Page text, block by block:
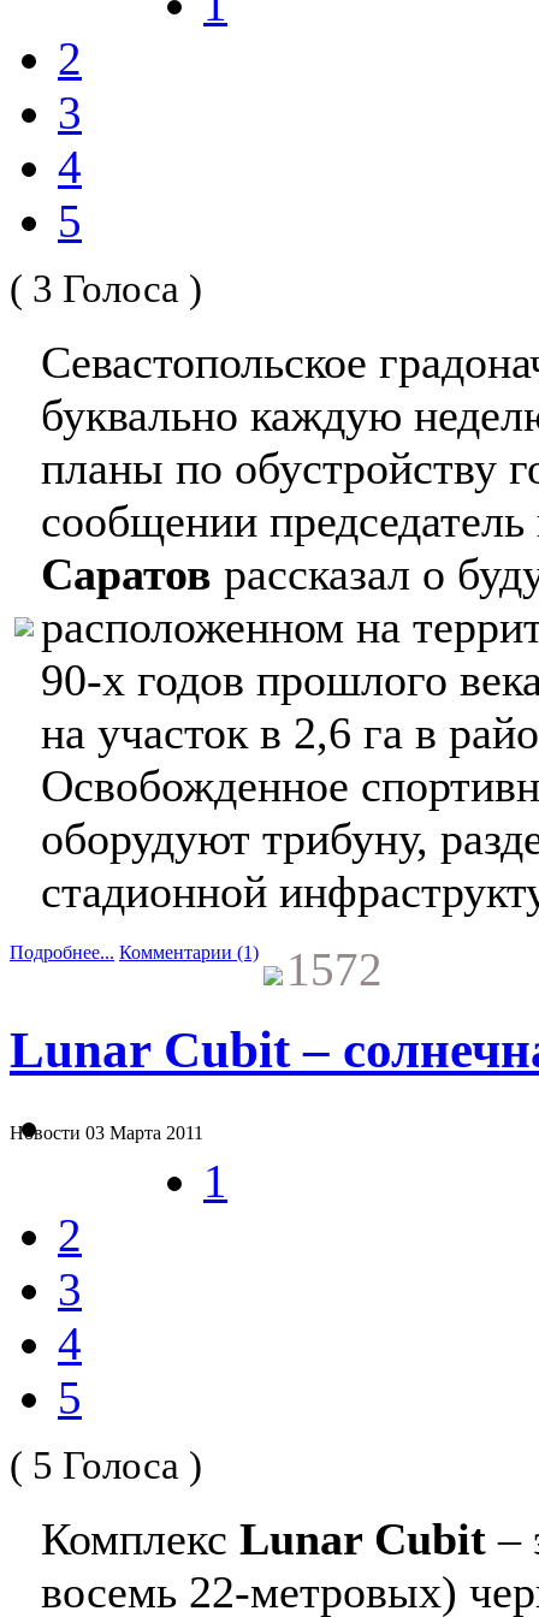
2
3
4
5
( 3 Голоса )
Севастопольское
буквально каждую
планы по обустройству
сообщении
Саратов рассказал о
расположенном на
90-х годов прошлого
на участок в 2,6 га в
Освобожденное
оборудуют трибуну,
стадионной
Подробнее... Комментарии (1) 1572
Lunar Cubit –
Новости 03 Марта 2011
1
2
3
4
5
( 5 Голоса )
Комплекс Lunar Cubit –
восемь 22-метровых)